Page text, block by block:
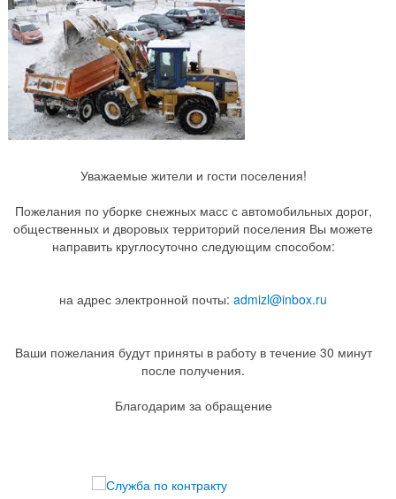
Уважаемые жители и гости поселения!
Пожелания по уборке снежных масс с автомобильных дорог,
общественных и дворовых территорий поселения Вы можете
направить круглосуточно следующим способом:
на адрес электронной почты: admizl@inbox.ru
Ваши пожелания будут приняты в работу в течение 30 минут
после получения.
Благодарим за обращение